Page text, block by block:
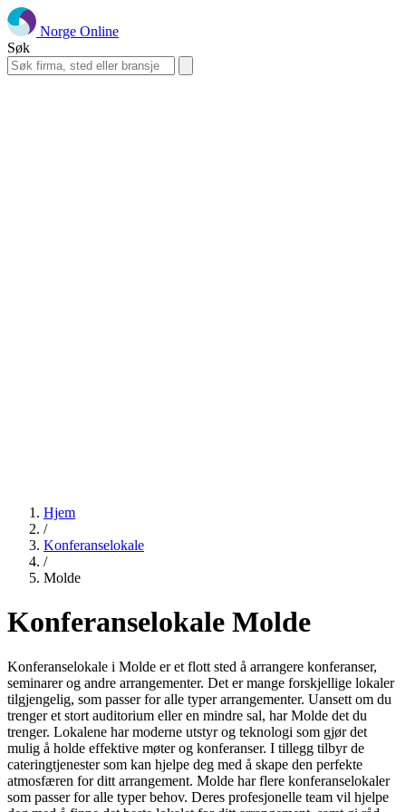
Norge Online
Søk
Hjem
/
Konferanselokale
/
Molde
Konferanselokale Molde
Konferanselokale i Molde er et flott sted å arrangere konferanser,
seminarer og andre arrangementer. Det er mange forskjellige lokaler
tilgjengelig, som passer for alle typer arrangementer. Uansett om du
trenger et stort auditorium eller en mindre sal, har Molde det du
trenger. Lokalene har moderne utstyr og teknologi som gjør det
mulig å holde effektive møter og konferanser. I tillegg tilbyr de
cateringtjenester som kan hjelpe deg med å skape den perfekte
atmosfæren for ditt arrangement. Molde har flere konferanselokaler
som passer for alle typer behov. Deres profesjonelle team vil hjelpe